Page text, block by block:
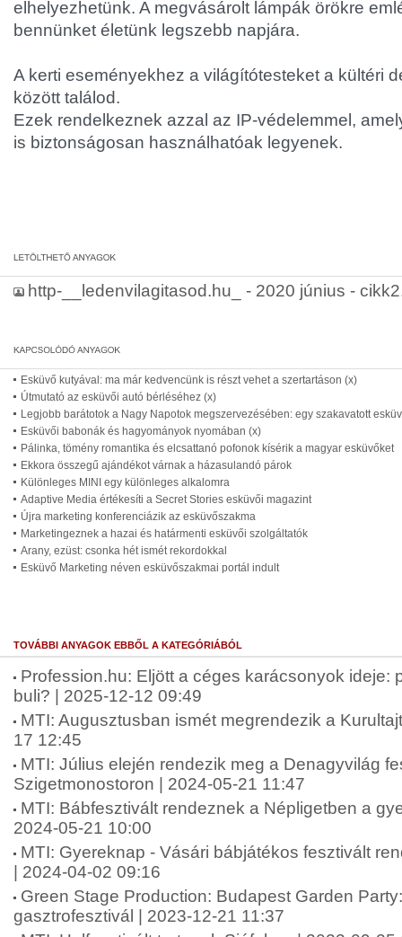
elhelyezhetünk. A megvásárolt lámpák örökre
bennünket életünk legszebb napjára.
A kerti eseményekhez a világítótesteket a kültéri
között találod.
Ezek rendelkeznek azzal az IP-védelemmel,
is biztonságosan használhatóak legyenek.
http-__ledenvilagitasod.hu_ - 2020 június -
Esküvő kutyával: ma már kedvencünk is részt vehet a szertartáson (x)
Útmutató az esküvői autó bérléséhez (x)
Legjobb barátotok a Nagy Napotok megszervezésében: egy szakavatott
Esküvői babonák és hagyományok nyomában (x)
Pálinka, tömény romantika és elcsattanó pofonok kísérik a magyar esküvőket
Ekkora összegű ajándékot várnak a házasulandó párok
Különleges MINI egy különleges alkalomra
Adaptive Media értékesíti a Secret Stories esküvői magazint
Újra marketing konferenciázik az esküvőszakma
Marketingeznek a hazai és határmenti esküvői szolgáltatók
Arany, ezüst: csonka hét ismét rekordokkal
Esküvő Marketing néven esküvőszakmai portál indult
TOVÁBBI ANYAGOK EBBŐL A KATEGÓRIÁBÓL
Profession.hu: Eljött a céges karácsonyok ideje:
buli? | 2025-12-12 09:49
MTI: Augusztusban ismét megrendezik a
17 12:45
MTI: Július elején rendezik meg a Denagyvilág
Szigetmonostoron | 2024-05-21 11:47
MTI: Bábfesztivált rendeznek a Népligetben a
2024-05-21 10:00
MTI: Gyereknap - Vásári bábjátékos fesztivált
| 2024-04-02 09:16
Green Stage Production: Budapest Garden
gasztrofesztivál | 2023-12-21 11:37